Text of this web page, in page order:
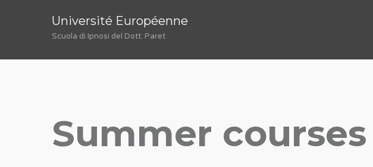
Université Européenne
Scuola di Ipnosi del Dott. Paret
Summer courses